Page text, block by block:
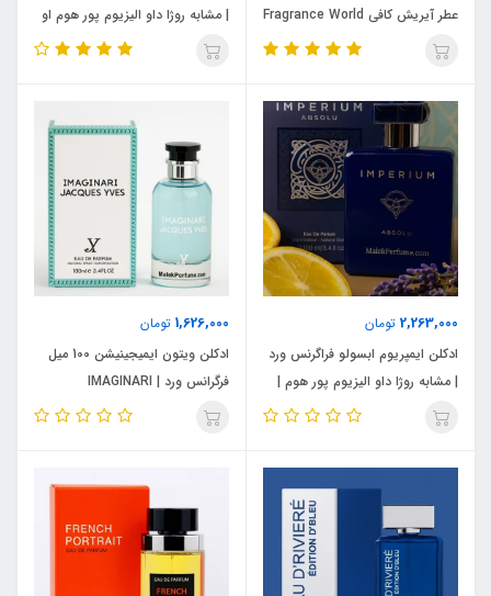
عطر آیریش کافی Fragrance World
Coffee Collection حجم ۱۰۰ میل
| مشابه روژا داو الیزیوم پور هوم او
اینتنس | حجم 100 میل
2,263,000 تومان
ادکلن ایمپریوم ابسولو فراگرنس ورد
| مشابه روژا داو الیزیوم پور هوم |
حجم 100 میل
1,626,000 تومان
ادکلن ویتون ایمیجینیشن 100 میل
فرگرانس ورد | IMAGINARI
JACQUES YVES |